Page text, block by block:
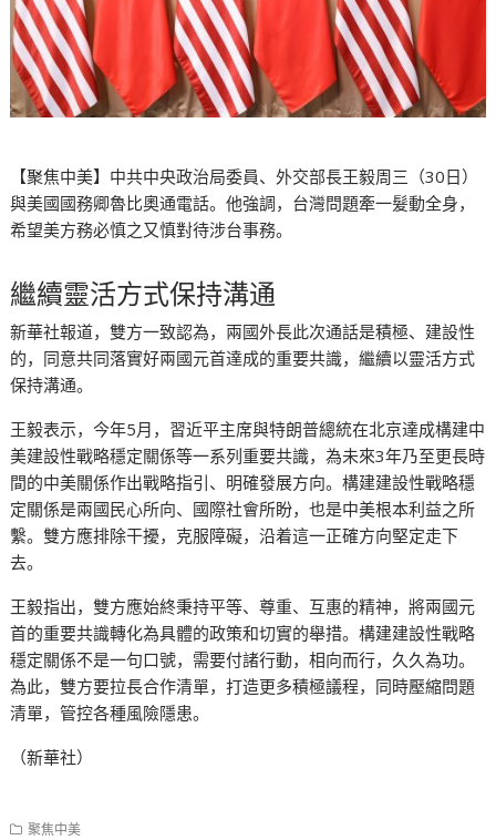
【聚焦中美】中共中央政治局委員、外交部長王毅周三（30日）
與美國國務卿魯比奧通電話。他強調，台灣問題牽一髮動全身，
希望美方務必慎之又慎對待涉台事務。
繼續靈活方式保持溝通
新華社報道，雙方一致認為，兩國外長此次通話是積極、建設性
的，同意共同落實好兩國元首達成的重要共識，繼續以靈活方式
保持溝通。
王毅表示，今年5月，習近平主席與特朗普總統在北京達成構建中
美建設性戰略穩定關係等一系列重要共識，為未來3年乃至更長時
間的中美關係作出戰略指引、明確發展方向。構建建設性戰略穩
定關係是兩國民心所向、國際社會所盼，也是中美根本利益之所
繫。雙方應排除干擾，克服障礙，沿着這一正確方向堅定走下
去。
王毅指出，雙方應始終秉持平等、尊重、互惠的精神，將兩國元
首的重要共識轉化為具體的政策和切實的舉措。構建建設性戰略
穩定關係不是一句口號，需要付諸行動，相向而行，久久為功。
為此，雙方要拉長合作清單，打造更多積極議程，同時壓縮問題
清單，管控各種風險隱患。
（新華社）
聚焦中美